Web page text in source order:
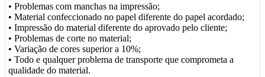
• Problemas com manchas na impressão;
• Material confeccionado no papel diferente do papel acordado;
• Impressão do material diferente do aprovado pelo cliente;
• Problemas de corte no material;
• Variação de cores superior a 10%;
• Todo e qualquer problema de transporte que comprometa a
qualidade do material.